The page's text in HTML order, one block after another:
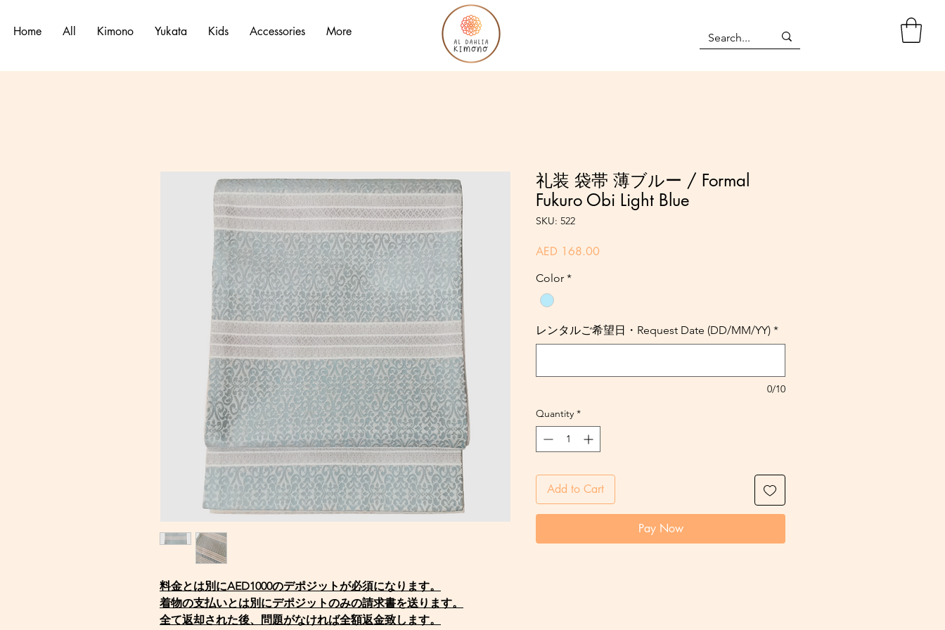
Home All Kimono Yukata Kids Accessories More
料金とは別にAED1000のデポジットが必須になります。
着物の支払いとは別にデポジットのみの請求書を送ります。
全て返却された後、問題がなければ全額返金致します。
礼装 袋帯 薄ブルー / Formal
Fukuro Obi Light Blue
SKU: 522
AED 168.00Price
Color *
レンタルご希望日・Request Date (DD/MM/YY) *
0/10
Quantity *
Add to Cart
Pay Now